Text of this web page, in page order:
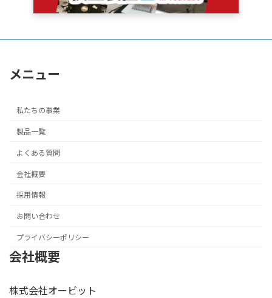
メニュー
私たちの事業
製品一覧
よくある質問
会社概要
採用情報
お問い合わせ
プライバシーポリシー
会社概要
株式会社オービット